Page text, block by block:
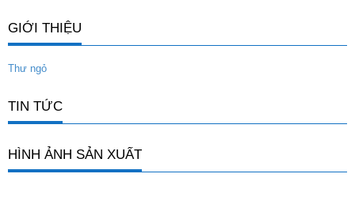
GIỚI THIỆU
Thư ngỏ
TIN TỨC
HÌNH ẢNH SẢN XUẤT